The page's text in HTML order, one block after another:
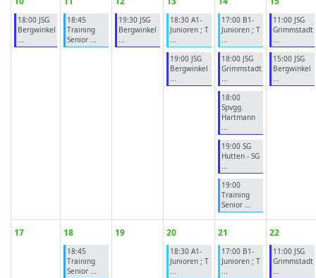
18:00 JSG
Bergwinkel
...
18:45
Training
Senior ...
19:30 JSG
Bergwinkel
...
18:30 A1-
Junioren ; T
...
19:00 JSG
Bergwinkel
...
17:00 B1-
Junioren ; T
...
18:00 JSG
Grimmstadt
...
18:00
Spvgg.
Hartmann
...
19:00 SG
Hutten - SG
...
19:00
Training
Senior ...
11:00 JSG
Grimmstadt
...
15:00 JSG
Bergwinkel
...
17 18
18:45
Training
Senior ...
19 20
18:30 A1-
Junioren ; T
...
21
17:00 B1-
Junioren ; T
...
22
11:00 JSG
Grimmstadt
...